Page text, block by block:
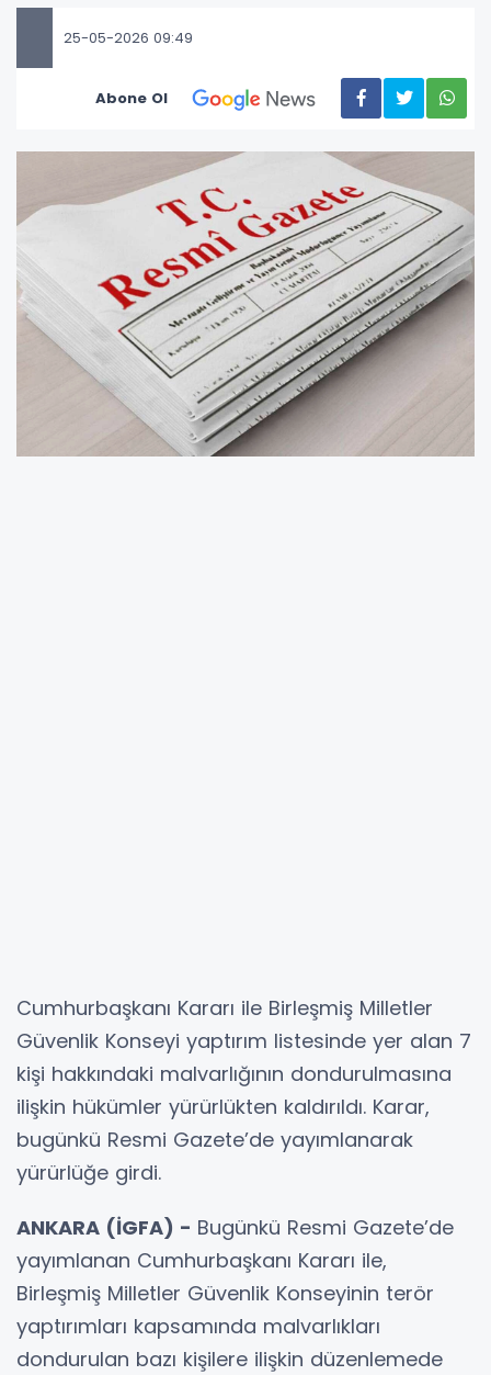
25-05-2026 09:49
Abone Ol
Cumhurbaşkanı Kararı ile Birleşmiş Milletler
Güvenlik Konseyi yaptırım listesinde yer alan 7
kişi hakkındaki malvarlığının dondurulmasına
ilişkin hükümler yürürlükten kaldırıldı. Karar,
bugünkü Resmi Gazete’de yayımlanarak
yürürlüğe girdi.
ANKARA (İGFA) - Bugünkü Resmi Gazete’de
yayımlanan Cumhurbaşkanı Kararı ile,
Birleşmiş Milletler Güvenlik Konseyinin terör
yaptırımları kapsamında malvarlıkları
dondurulan bazı kişilere ilişkin düzenlemede